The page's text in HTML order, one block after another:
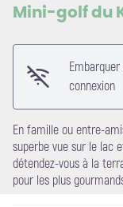
Mini-golf du
connexion
En famille ou entre-
superbe vue sur le lac
détendez-vous à la
pour les plus